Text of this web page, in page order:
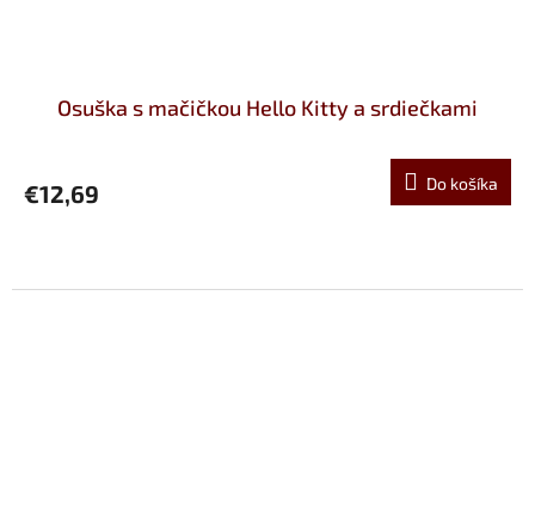
Osuška s mačičkou Hello Kitty a srdiečkami
€12,69 Do košíka